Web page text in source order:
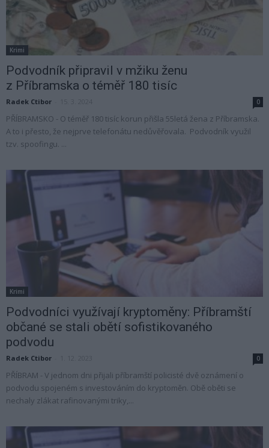
Krimi
Podvodník připravil v mžiku ženu
z Příbramska o téměř 180 tisíc
Radek Ctibor 0
PŘÍBRAMSKO - O téměř 180 tisíc korun přišla 55letá žena z Příbramska.
A to i přesto, že nejprve telefonátu nedůvěřovala. Podvodník využil
tzv. spoofingu. ...
Krimi
Podvodníci využívají kryptoměny: Příbramští
občané se stali obětí sofistikovaného
podvodu
Radek Ctibor 0
PŘÍBRAM - V jednom dni přijali příbramští policisté dvě oznámení o
podvodu spojeném s investováním do kryptoměn. Obě oběti se
nechaly zlákat rafinovanými triky,...